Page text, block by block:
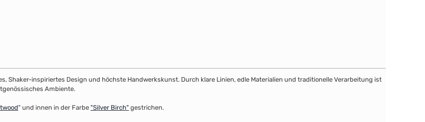
Shaker-inspiriertes Design und höchste Handwerkskunst. Durch klare Linien, edle Materialien und traditionelle Verarbeitung ist
Ambiente.
" und innen in der Farbe "Silver Birch" gestrichen.